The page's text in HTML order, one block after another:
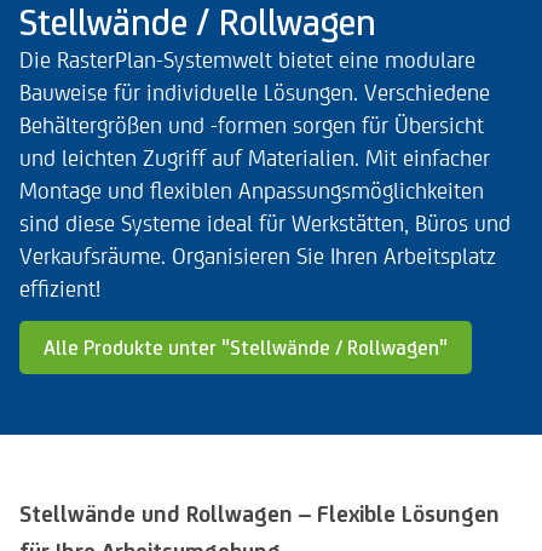
Stellwände / Rollwagen
Die RasterPlan-Systemwelt bietet eine modulare
Bauweise für individuelle Lösungen. Verschiedene
Behältergrößen und -formen sorgen für Übersicht
und leichten Zugriff auf Materialien. Mit einfacher
Montage und flexiblen Anpassungsmöglichkeiten
sind diese Systeme ideal für Werkstätten, Büros und
Verkaufsräume. Organisieren Sie Ihren Arbeitsplatz
effizient!
Alle Produkte unter "Stellwände / Rollwagen"
Stellwände und Rollwagen – Flexible Lösungen